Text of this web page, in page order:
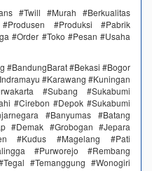
#Twill #Murah #Berkualitas
#Produksi #Pabrik
#Order #Toko #Pesan #Usaha
#BandungBarat #Bekasi #Bogor
#Karawang #Kuningan
#Subang #Sukabumi
#Cirebon #Depok #Sukabumi
#Banyumas #Batang
#Demak #Grobogan #Jepara
#Kudus #Magelang #Pati
#Purworejo #Rembang
#Temanggung #Wonogiri